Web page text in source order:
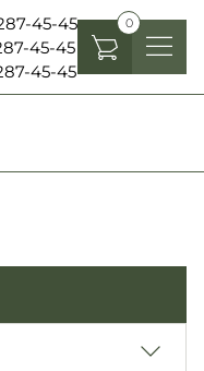
45-45
45-45
45-45
0
питания